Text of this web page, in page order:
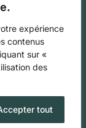
expérience
contenus
sur «
des
tout
que vous
ce formulaire.